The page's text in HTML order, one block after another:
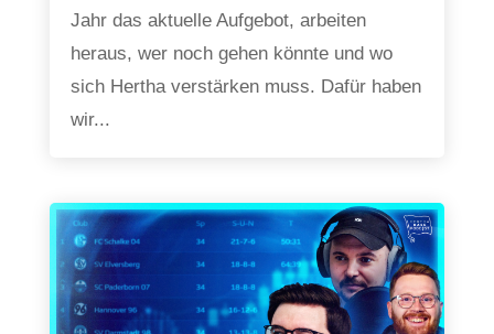
Jahr das aktuelle Aufgebot, arbeiten
heraus, wer noch gehen könnte und wo
sich Hertha verstärken muss. Dafür haben
wir...